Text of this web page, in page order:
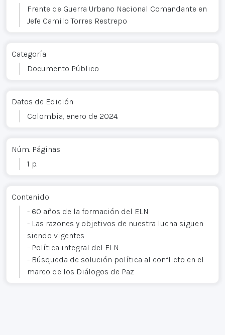
Frente de Guerra Urbano Nacional Comandante en
Jefe Camilo Torres Restrepo
Categoría
Documento Público
Datos de Edición
Colombia, enero de 2024.
Núm. Páginas
1 p.
Contenido
- 60 años de la formación del ELN
- Las razones y objetivos de nuestra lucha siguen
siendo vigentes
- Política integral del ELN
- Búsqueda de solución política al conflicto en el
marco de los Diálogos de Paz